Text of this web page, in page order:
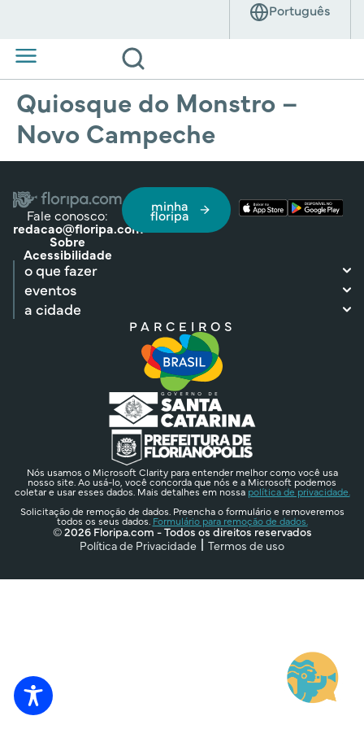
Quiosque do Monstro –
Novo Campeche
Fale conosco:
redacao@floripa.com
Sobre
Acessibilidade
minha
floripa
o que fazer
eventos
a cidade
PARCEIROS
Nós usamos o Microsoft Clarity para entender melhor como você usa
nosso site. Ao usá-lo, você concorda que nós e a Microsoft podemos
coletar e usar esses dados. Mais detalhes em nossa política de privacidade.
Solicitação de remoção de dados. Preencha o formulário e removeremos
todos os seus dados. Formulário para remoção de dados.
© 2026 Floripa.com - Todos os direitos reservados
Política de Privacidade
Termos de uso